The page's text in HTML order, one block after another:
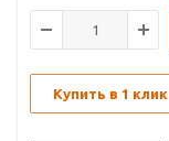
Купить в 1 клик